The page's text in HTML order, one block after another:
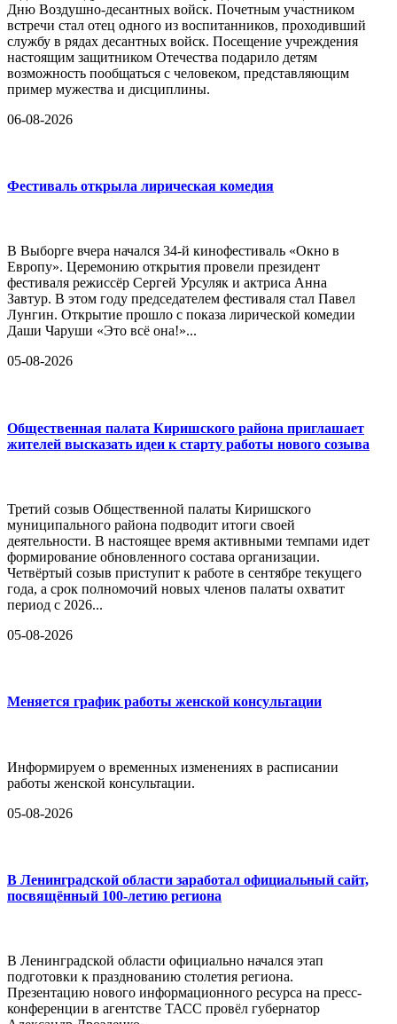
Дню Воздушно-десантных войск. Почетным участником
встречи стал отец одного из воспитанников, проходивший
службу в рядах десантных войск. Посещение учреждения
настоящим защитником Отечества подарило детям
возможность пообщаться с человеком, представляющим
пример мужества и дисциплины.
06-08-2026
Фестиваль открыла лирическая комедия
В Выборге вчера начался 34-й кинофестиваль «Окно в
Европу». Церемонию открытия провели президент
фестиваля режиссёр Сергей Урсуляк и актриса Анна
Завтур. В этом году председателем фестиваля стал Павел
Лунгин. Открытие прошло с показа лирической комедии
Даши Чаруши «Это всё она!»...
05-08-2026
Общественная палата Киришского района приглашает
жителей высказать идеи к старту работы нового созыва
Третий созыв Общественной палаты Киришского
муниципального района подводит итоги своей
деятельности. В настоящее время активными темпами идет
формирование обновленного состава организации.
Четвёртый созыв приступит к работе в сентябре текущего
года, а срок полномочий новых членов палаты охватит
период с 2026...
05-08-2026
Меняется график работы женской консультации
Информируем о временных изменениях в расписании
работы женской консультации.
05-08-2026
В Ленинградской области заработал официальный сайт,
посвящённый 100-летию региона
В Ленинградской области официально начался этап
подготовки к празднованию столетия региона.
Презентацию нового информационного ресурса на пресс-
конференции в агентстве ТАСС провёл губернатор